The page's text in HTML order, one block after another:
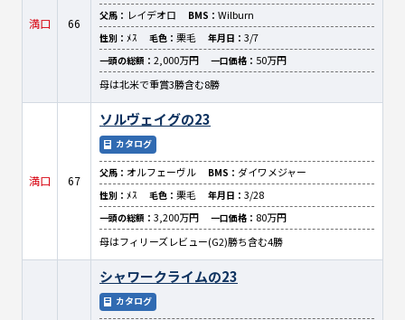
満口 66
父馬： レイデオロ BMS： Wilburn
性別： ﾒｽ 毛色： 栗毛 年月日： 3/7
一頭の総額： 2,000万円 一口価格： 50万円
母は北米で重賞3勝含む8勝
満口 67
ソルヴェイグの23
カタログ
父馬： オルフェーヴル BMS： ダイワメジャー
性別： ﾒｽ 毛色： 栗毛 年月日： 3/28
一頭の総額： 3,200万円 一口価格： 80万円
母はフィリーズレビュー(G2)勝ち含む4勝
シャワークライムの23
カタログ